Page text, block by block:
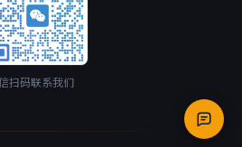
扫码联系我们